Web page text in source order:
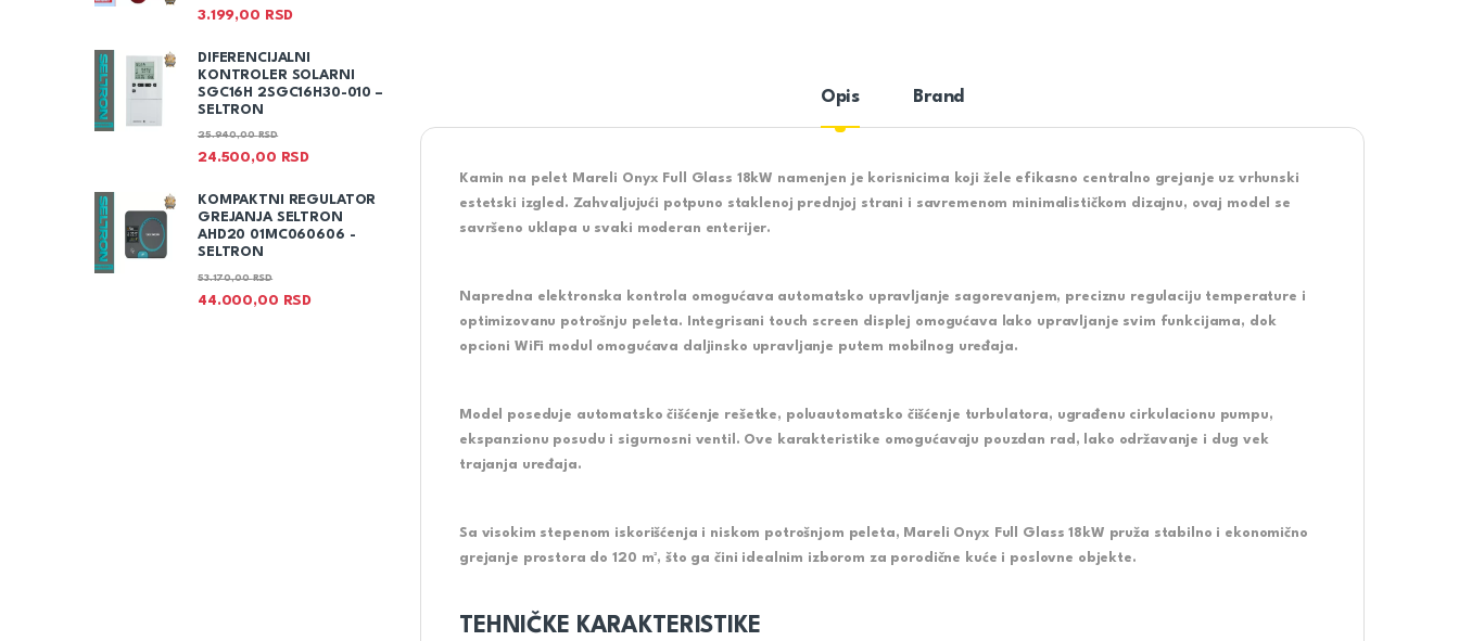
Opis Brand
Kamin na pelet Mareli Onyx Full Glass 18kW namenjen je korisnicima koji žele efikasno centralno grejanje uz vrhunski
estetski izgled. Zahvaljujući potpuno staklenoj prednjoj strani i savremenom minimalističkom dizajnu, ovaj model se
savršeno uklapa u svaki moderan enterijer.
Napredna elektronska kontrola omogućava automatsko upravljanje sagorevanjem, preciznu regulaciju temperature i
optimizovanu potrošnju peleta. Integrisani touch screen displej omogućava lako upravljanje svim funkcijama, dok
opcioni WiFi modul omogućava daljinsko upravljanje putem mobilnog uređaja.
Model poseduje automatsko čišćenje rešetke, poluautomatsko čišćenje turbulatora, ugrađenu cirkulacionu pumpu,
ekspanzionu posudu i sigurnosni ventil. Ove karakteristike omogućavaju pouzdan rad, lako održavanje i dug vek
trajanja uređaja.
Sa visokim stepenom iskorišćenja i niskom potrošnjom peleta, Mareli Onyx Full Glass 18kW pruža stabilno i ekonomično
grejanje prostora do 120 m², što ga čini idealnim izborom za porodične kuće i poslovne objekte.
TEHNIČKE KARAKTERISTIKE
3.199,00 RSD
DIFERENCIJALNI
KONTROLER SOLARNI
SGC16H 2SGC16H30-010 –
SELTRON
24.500,00 RSD
25.940,00RSD
KOMPAKTNI REGULATOR
GREJANJA SELTRON
AHD20 01MC060606 -
SELTRON
44.000,00 RSD
53.170,00RSD